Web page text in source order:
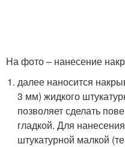
На фото – нанесение
далее наносится
3 мм) жидкого
позволяет сделать
гладкой. Для
штукатурной малкой